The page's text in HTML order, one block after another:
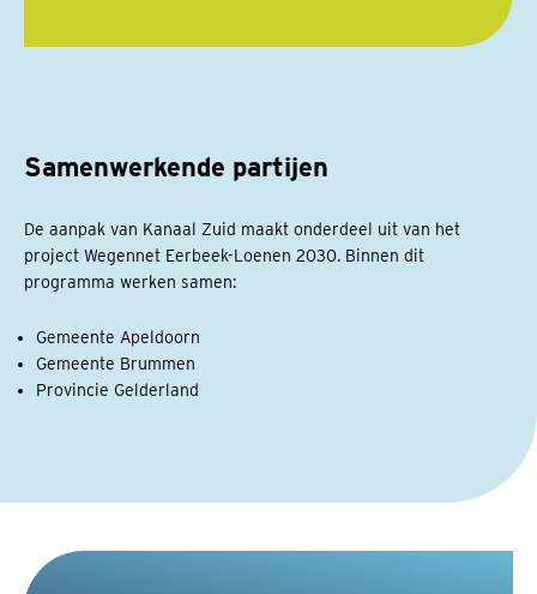
Samenwerkende partijen
De aanpak van Kanaal Zuid maakt onderdeel uit van het
project Wegennet Eerbeek-Loenen 2030. Binnen dit
programma werken samen:
Gemeente Apeldoorn
Gemeente Brummen
Provincie Gelderland